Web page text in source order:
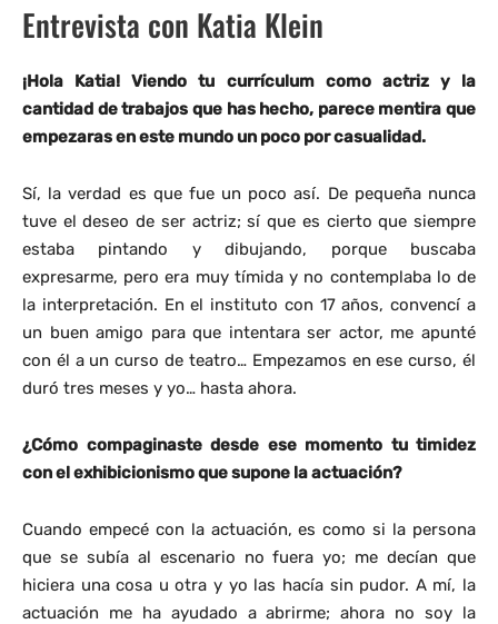
Entrevista con Katia Klein
¡Hola Katia! Viendo tu currículum como actriz y la
cantidad de trabajos que has hecho, parece mentira que
empezaras en este mundo un poco por casualidad.
Sí, la verdad es que fue un poco así. De pequeña nunca
tuve el deseo de ser actriz; sí que es cierto que siempre
estaba pintando y dibujando, porque buscaba
expresarme, pero era muy tímida y no contemplaba lo de
la interpretación. En el instituto con 17 años, convencí a
un buen amigo para que intentara ser actor, me apunté
con él a un curso de teatro… Empezamos en ese curso, él
duró tres meses y yo… hasta ahora.
¿Cómo compaginaste desde ese momento tu timidez
con el exhibicionismo que supone la actuación?
Cuando empecé con la actuación, es como si la persona
que se subía al escenario no fuera yo; me decían que
hiciera una cosa u otra y yo las hacía sin pudor. A mí, la
actuación me ha ayudado a abrirme; ahora no soy la